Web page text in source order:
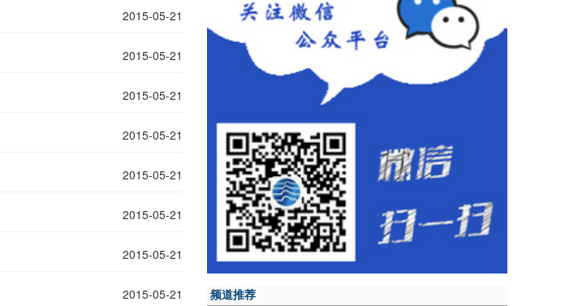
2015-05-21
2015-05-21
2015-05-21
2015-05-21
2015-05-21
2015-05-21
2015-05-21
2015-05-21 频道推荐